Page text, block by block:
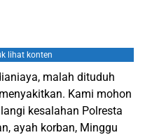
lihat konten
malah dituduh
Kami mohon
kesalahan Polresta
ayah korban, Minggu